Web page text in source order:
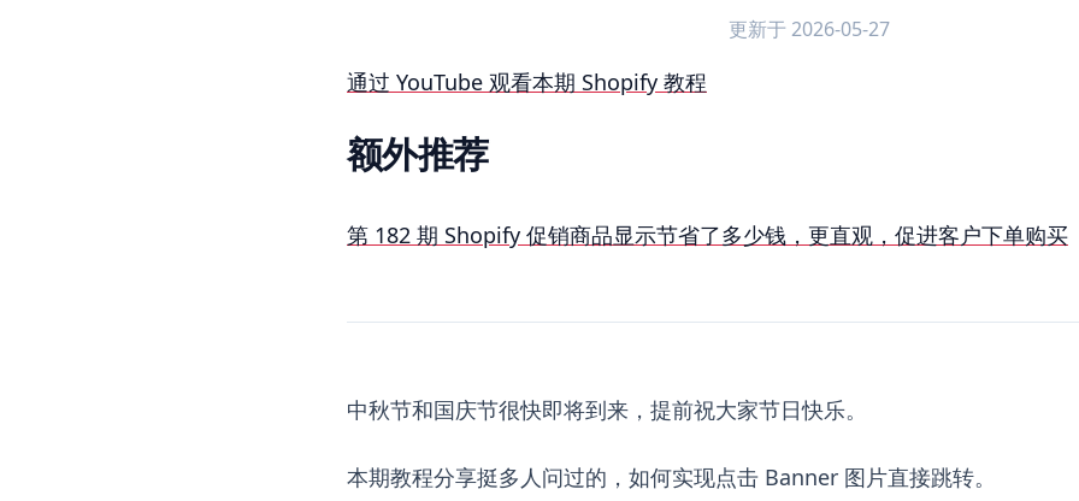
更新于 2026-05-27
第 181 期 优化 Shopify 图片横幅模块 点击图片直接跳转到对应的链接
通过 YouTube 观看本期 Shopify 教程
额外推荐
第 182 期 Shopify 促销商品显示节省了多少钱，更直观，促进客户下单购买
中秋节和国庆节很快即将到来，提前祝大家节日快乐。
本期教程分享挺多人问过的，如何实现点击 Banner 图片直接跳转。